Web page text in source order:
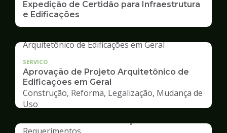
Expedição de Certidão para Infraestrutura
e Edificações
SERVICO
Aprovação de Projeto Arquitetônico de
Edificações em Geral
Construção, Reforma, Legalização, Mudança de
Uso